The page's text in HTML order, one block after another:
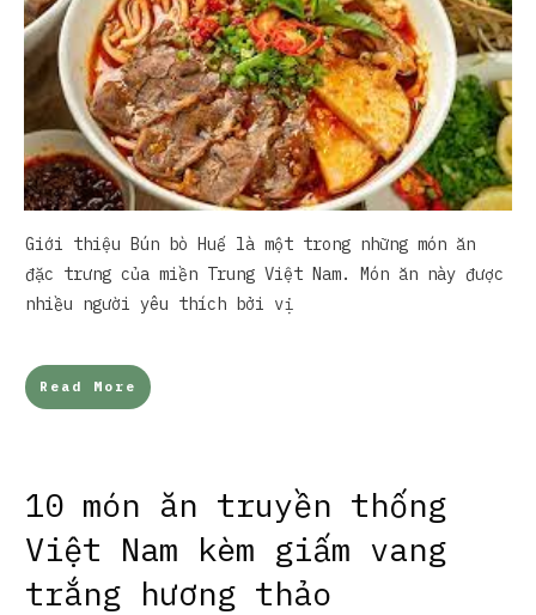
Giới thiệu Bún bò Huế là một trong những món ăn
đặc trưng của miền Trung Việt Nam. Món ăn này được
nhiều người yêu thích bởi vị
Read More
10 món ăn truyền thống
Việt Nam kèm giấm vang
trắng hương thảo